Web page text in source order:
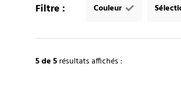
Filtre : Couleur
5de 5résultats affichés :